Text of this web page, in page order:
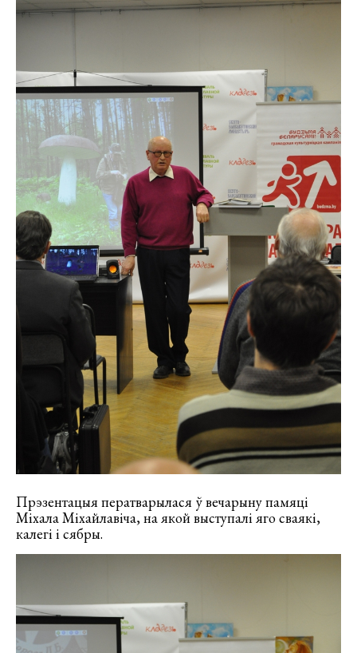
Прэзентацыя ператварылася ў вечарыну памяці
Міхала Міхайлавіча, на якой выступалі яго сваякі,
калегі і сябры.